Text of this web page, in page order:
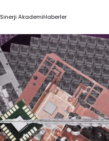
Sinerji AkademiHaberler